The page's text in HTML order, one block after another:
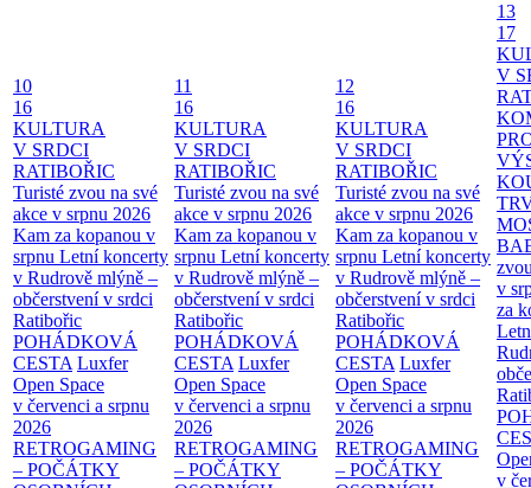
10
16
KULTURA
V SRDCI
RATIBOŘIC
Turisté zvou na své
akce v srpnu 2026
Kam za kopanou v
srpnu Letní koncerty
v Rudrově mlýně –
občerstvení v srdci
Ratibořic
POHÁDKOVÁ
CESTA Luxfer
Open Space
v červenci a srpnu
2026
RETROGAMING
– POČÁTKY
11
16
KULTURA
V SRDCI
RATIBOŘIC
Turisté zvou na své
akce v srpnu 2026
Kam za kopanou v
srpnu Letní koncerty
v Rudrově mlýně –
občerstvení v srdci
Ratibořic
POHÁDKOVÁ
CESTA Luxfer
Open Space
v červenci a srpnu
2026
RETROGAMING
– POČÁTKY
12
16
KULTURA
V SRDCI
RATIBOŘIC
Turisté zvou na své
akce v srpnu 2026
Kam za kopanou v
srpnu Letní koncerty
v Rudrově mlýně –
občerstvení v srdci
Ratibořic
POHÁDKOVÁ
CESTA Luxfer
Open Space
v červenci a srpnu
2026
RETROGAMING
– POČÁTKY
13
17
V
v
za
v